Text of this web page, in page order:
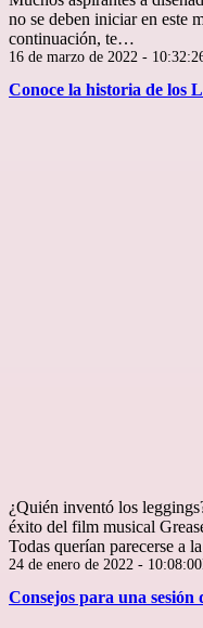
no se deben iniciar en este
continuación, te…
Publicada
16 de marzo de 2022 -
Conoce la historia de los
¿Quién inventó los
éxito del film musical
Todas querían parecerse
Publicada
24 de enero de 2022 - 10:08:00
Consejos para una sesión